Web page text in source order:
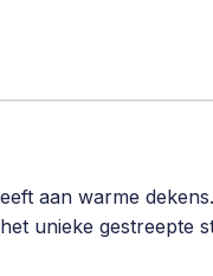
aan warme
unieke gestreepte